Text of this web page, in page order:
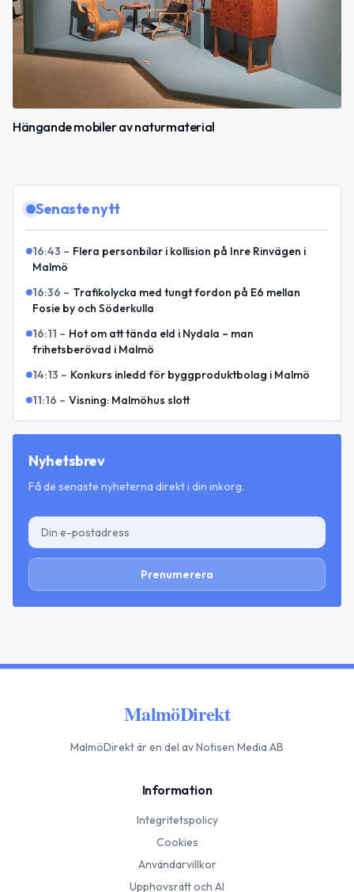
Hängande mobiler av naturmaterial
Senaste nytt
16:43 – Flera personbilar i kollision på Inre Rinvägen i
Malmö
16:36 – Trafikolycka med tungt fordon på E6 mellan
Fosie by och Söderkulla
16:11 – Hot om att tända eld i Nydala – man
frihetsberövad i Malmö
14:13 – Konkurs inledd för byggproduktbolag i Malmö
11:16 – Visning: Malmöhus slott
Nyhetsbrev
Få de senaste nyheterna direkt i din inkorg.
Prenumerera
MalmöDirekt
MalmöDirektär en del av Notisen Media AB
Information
Integritetspolicy
Cookies
Användarvillkor
Upphovsrätt och AI